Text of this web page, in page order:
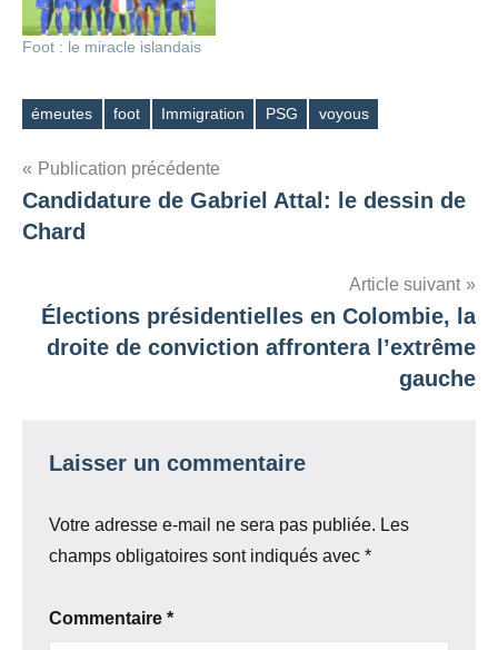
Foot : le miracle islandais
Étiquettes
émeutes foot Immigration PSG voyous
Navigation
de
Publication précédente
Candidature de Gabriel Attal: le dessin de
Chard
Article suivant
Élections présidentielles en Colombie, la
droite de conviction affrontera l’extrême
gauche
Laisser un commentaire
Votre adresse e-mail ne sera pas publiée. Les
champs obligatoires sont indiqués avec *
Commentaire *